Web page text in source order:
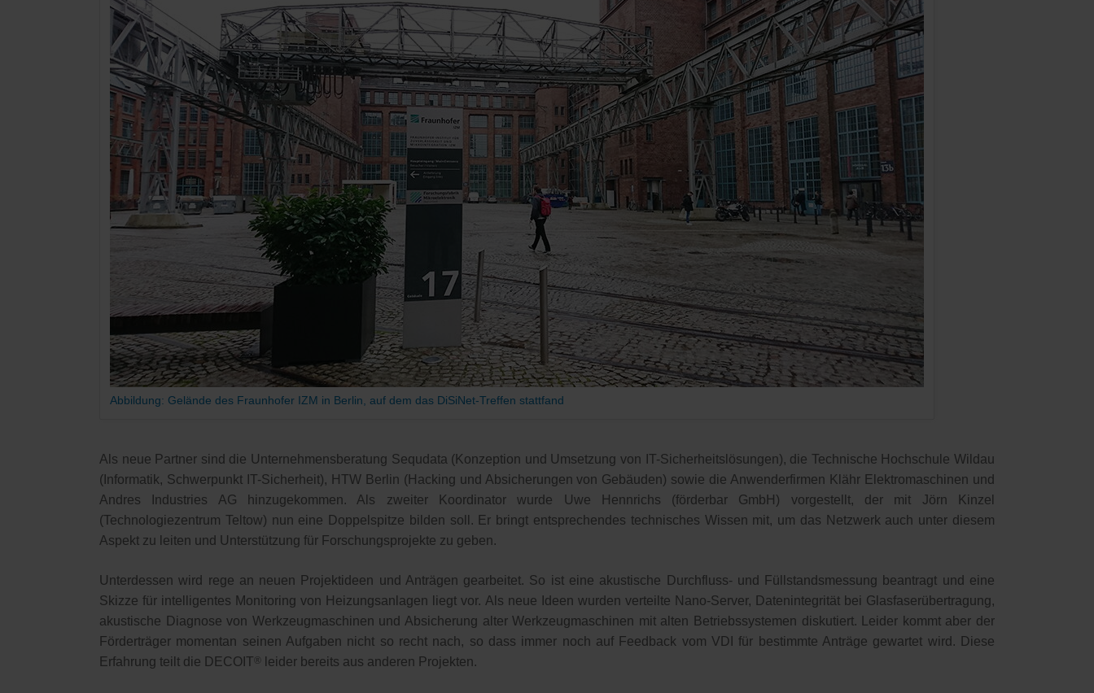
Abbildung: Gelände des Fraunhofer IZM in Berlin, auf dem das DiSiNet-Treffen stattfand
Als neue Partner sind die Unternehmensberatung Sequdata (Konzeption und Umsetzung von IT-Sicherheitslösungen), die Technische Hochschule Wildau
(Informatik, Schwerpunkt IT-Sicherheit), HTW Berlin (Hacking und Absicherungen von Gebäuden) sowie die Anwenderfirmen Klähr Elektromaschinen und
Andres Industries AG hinzugekommen. Als zweiter Koordinator wurde Uwe Hennrichs (förderbar GmbH) vorgestellt, der mit Jörn Kinzel
(Technologiezentrum Teltow) nun eine Doppelspitze bilden soll. Er bringt entsprechendes technisches Wissen mit, um das Netzwerk auch unter diesem
Aspekt zu leiten und Unterstützung für Forschungsprojekte zu geben.
Unterdessen wird rege an neuen Projektideen und Anträgen gearbeitet. So ist eine akustische Durchfluss- und Füllstandsmessung beantragt und eine
Skizze für intelligentes Monitoring von Heizungsanlagen liegt vor. Als neue Ideen wurden verteilte Nano-Server, Datenintegrität bei Glasfaserübertragung,
akustische Diagnose von Werkzeugmaschinen und Absicherung alter Werkzeugmaschinen mit alten Betriebssystemen diskutiert. Leider kommt aber der
Förderträger momentan seinen Aufgaben nicht so recht nach, so dass immer noch auf Feedback vom VDI für bestimmte Anträge gewartet wird. Diese
Erfahrung teilt die DECOIT ® leider bereits aus anderen Projekten.